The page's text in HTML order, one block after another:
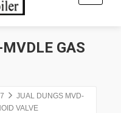
GAS
JUAL DUNGS MVD-
VALVE